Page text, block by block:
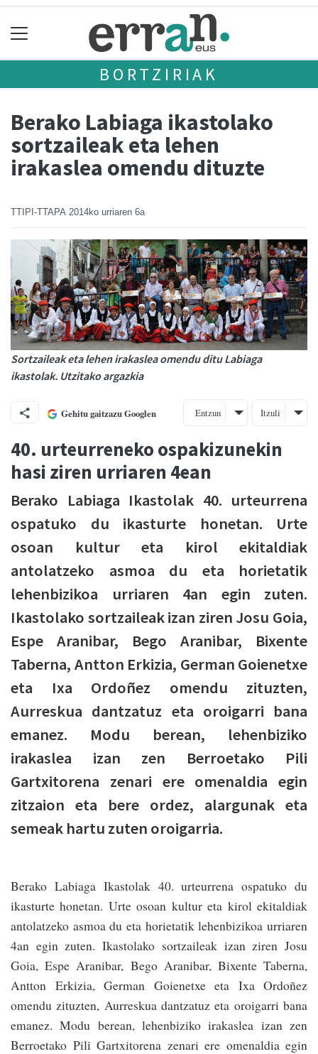
BORTZIRIAK
Berako Labiaga ikastolako
sortzaileak eta lehen
irakaslea omendu dituzte
TTIPI-TTAPA 2014ko urriaren 6a
Sortzaileak eta lehen irakaslea omendu ditu Labiaga
ikastolak. Utzitako argazkia
Gehitu gaitzazu Googlen Entzun Itzuli
40. urteurreneko ospakizunekin
hasi ziren urriaren 4ean
Berako Labiaga Ikastolak 40. urteurrena
ospatuko du ikasturte honetan. Urte
osoan kultur eta kirol ekitaldiak
antolatzeko asmoa du eta horietatik
lehenbizikoa urriaren 4an egin zuten.
Ikastolako sortzaileak izan ziren Josu Goia,
Espe Aranibar, Bego Aranibar, Bixente
Taberna, Antton Erkizia, German Goienetxe
eta Ixa Ordoñez omendu zituzten,
Aurreskua dantzatuz eta oroigarri bana
emanez. Modu berean, lehenbiziko
irakaslea izan zen Berroetako Pili
Gartxitorena zenari ere omenaldia egin
zitzaion eta bere ordez, alargunak eta
semeak hartu zuten oroigarria.
Berako Labiaga Ikastolak 40. urteurrena ospatuko du
ikasturte honetan. Urte osoan kultur eta kirol ekitaldiak
antolatzeko asmoa du eta horietatik lehenbizikoa urriaren
4an egin zuten. Ikastolako sortzaileak izan ziren Josu
Goia, Espe Aranibar, Bego Aranibar, Bixente Taberna,
Antton Erkizia, German Goienetxe eta Ixa Ordoñez
omendu zituzten, Aurreskua dantzatuz eta oroigarri bana
emanez. Modu berean, lehenbiziko irakaslea izan zen
Berroetako Pili Gartxitorena zenari ere omenaldia egin